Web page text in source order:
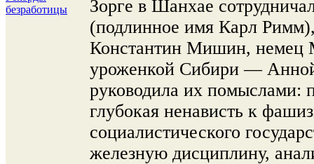
безработицы
Зорге в Шанхае
(подлинное имя Карл
Константин Мишин, немец
уроженкой Сибири —
руководила их помыслами:
глубокая ненависть к
социалистического
железную дисциплину,